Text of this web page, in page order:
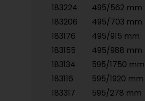
183224
495/562 mm
183206
495/703 mm
183176
495/915 mm
183155
495/988 mm
183134
595/1750 mm
183116
595/1920 mm
183317
595/278 mm